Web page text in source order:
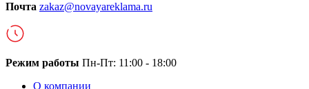
Почта zakaz@novayareklama.ru
Режим работы Пн-Пт: 11:00 - 18:00
О компании